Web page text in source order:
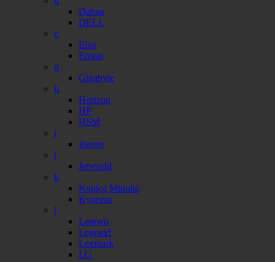
Dahua
DELL
e
Eizo
Epson
g
Gigabyte
h
Horizon
HP
HSM
i
Inepro
j
Jetworld
k
Konica Minolta
Kyocera
l
Lenovo
Legrand
Lexmark
LG